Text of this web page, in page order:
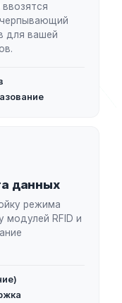
для вашей
данных
режима
модулей RFID и